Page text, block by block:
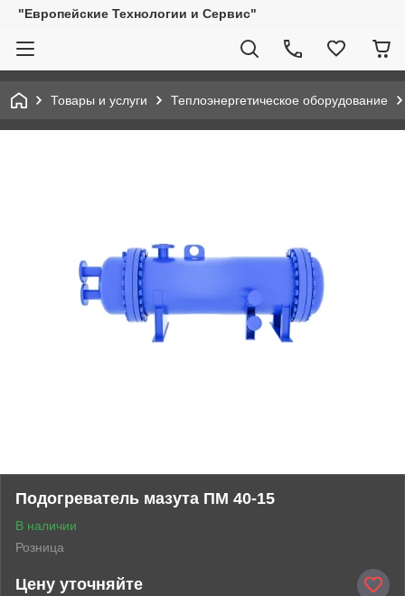
"Европейские Технологии и Сервис"
Товары и услуги Теплоэнергетическое оборудование
Подогреватель мазута ПМ 40-15
В наличии
Розница
Цену уточняйте